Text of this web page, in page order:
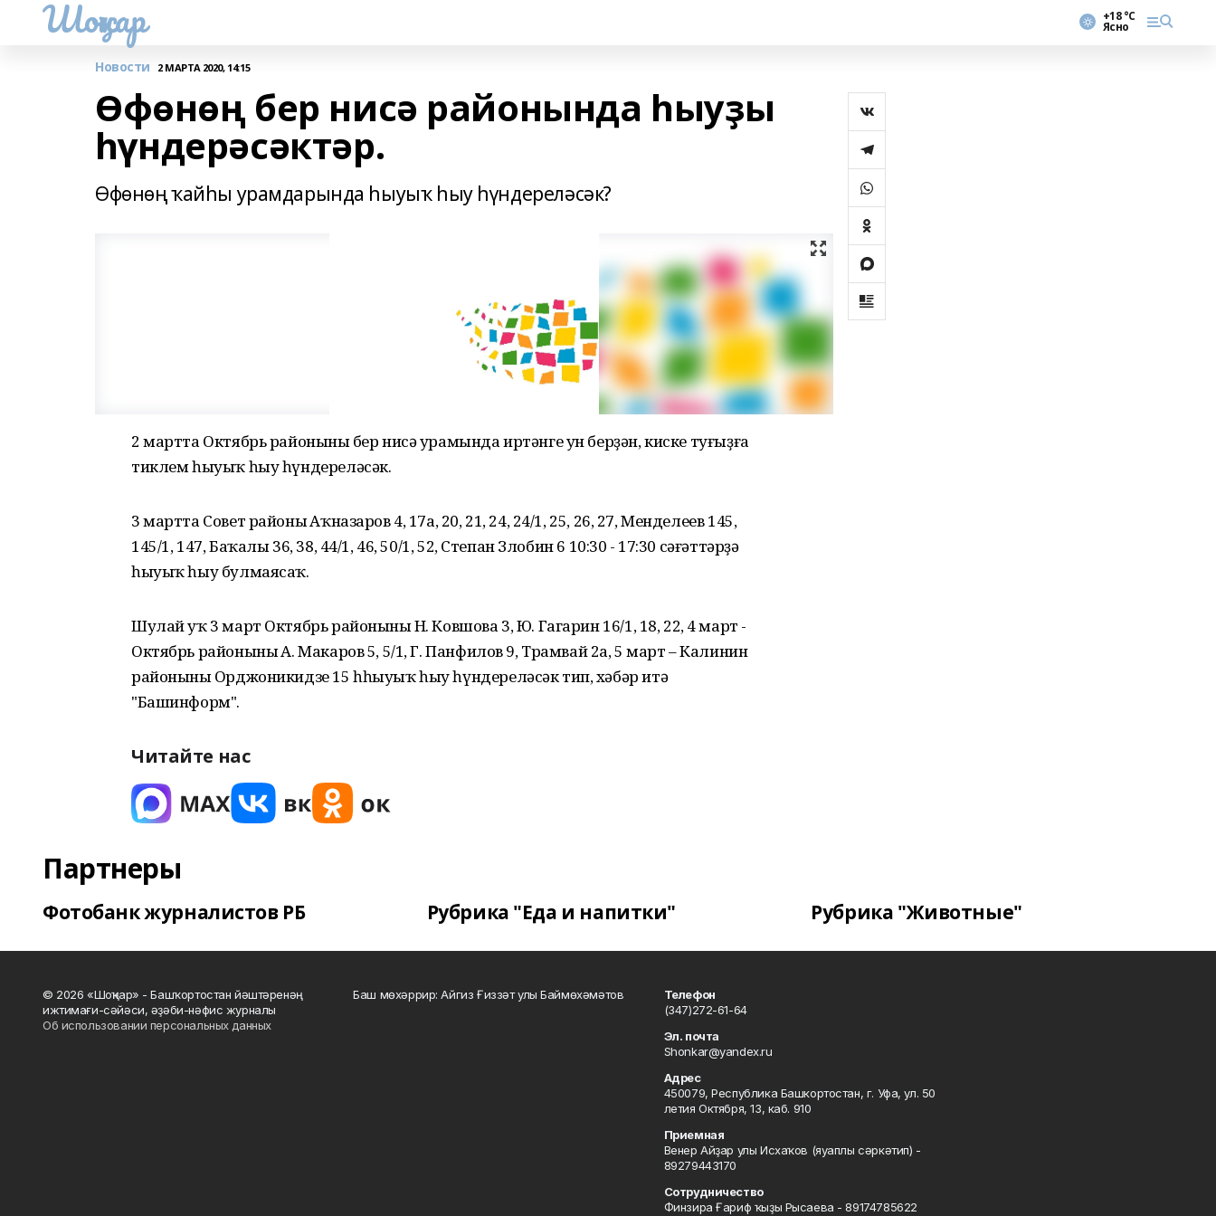
Шоңҡар +18 °С
Ясно
Новости 2 МАРТА 2020, 14:15
Өфөнөң бер нисә районында һыуҙы
һүндерәсәктәр.
Өфөнөң ҡайһы урамдарында һыуыҡ һыу һүндереләсәк?
2 мартта Октябрь районының бер нисә урамында иртәнге ун берҙән, киске туғыҙға
тиклем һыуыҡ һыу һүндереләсәк.
3 мартта Совет районың Аҡназаров 4, 17а, 20, 21, 24, 24/1, 25, 26, 27, Менделеев 145,
145/1, 147, Баҡалы 36, 38, 44/1, 46, 50/1, 52, Степан Злобин 6 10:30 - 17:30 сәғәттәрҙә
һыуыҡ һыу булмаясаҡ.
Шулай уҡ 3 март Октябрь районының Н. Ковшова 3, Ю. Гагарин 16/1, 18, 22, 4 март -
Октябрь районының А. Макаров 5, 5/1, Г. Панфилов 9, Трамвай 2а, 5 март – Калинин
районының Орджоникидзе 15 һһыуыҡ һыу һүндереләсәк тип, хәбәр итә
"Башинформ".
Читайте нас
Партнеры
Фотобанк журналистов РБ Рубрика "Еда и напитки" Рубрика "Животные"
© 2026 «Шоңҡар» - Башҡортостан йәштәренәң
ижтимағи-сәйәси, әҙәби-нәфис журналы
Об использовании персональных данных
Баш мөхәррир: Айгиз Ғиззәт улы Баймөхәмәтов
Телефон
(347)272-61-64
Эл. почта
Shonkar@yandex.ru
Адрес
450079, Республика Башкортостан, г. Уфа, ул. 50
летия Октября, 13, каб. 910
Приемная
Венер Айҙар улы Исхаҡов (яуаплы сәркәтип) -
89279443170
Сотрудничество
Финзира Ғариф ҡыҙы Рысаева - 89174785622